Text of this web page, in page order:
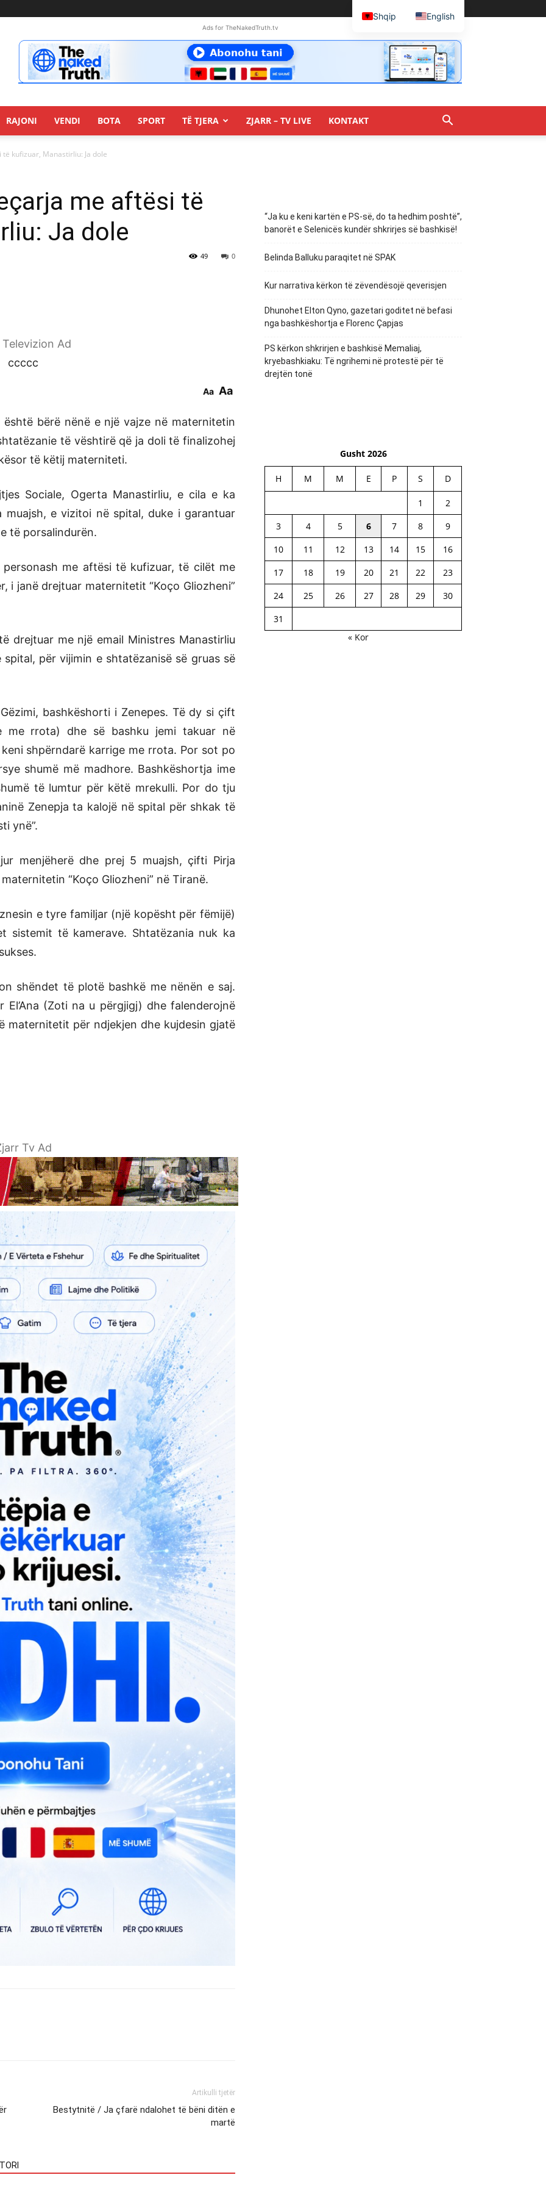
Ads for TheNakedTruth.tv
RAJONI VENDI BOTA SPORT TË TJERA ZJARR – TV LIVE KONTAKT
kufizuar, Manastirliu: Ja dole
me aftësi të
Ja dole
0
49
Ad
ccccc
Aa Aa
bërë nënë e një vajze në maternitetin
të vështirë që ja doli të finalizohej
të këtij materniteti.
Sociale, Ogerta Manastirliu, e cila e ka
muajsh, e vizitoi në spital, duke i garantuar
të porsalindurën.
me aftësi të kufizuar, të cilët me
i janë drejtuar maternitetit “Koço Gliozheni”
drejtuar me një email Ministres Manastirliu
për vijimin e shtatëzanisë së gruas së
bashkëshorti i Zenepes. Të dy si çift
me rrota) dhe së bashku jemi takuar në
shpërndarë karrige me rrota. Por sot po
shumë më madhore. Bashkëshortja ime
të lumtur për këtë mrekulli. Por do tju
Zenepja ta kalojë në spital për shkak të
ynë”.
menjëherë dhe prej 5 muajsh, çifti Pirja
“Koço Gliozheni” në Tiranë.
e tyre familjar (një kopësht për fëmijë)
sistemit të kamerave. Shtatëzania nuk ka
shëndet të plotë bashkë me nënën e saj.
(Zoti na u përgjigj) dhe falenderojnë
maternitetit për ndjekjen dhe kujdesin gjatë
Tv Ad
Artikulli tjetër
Bestytnitë / Ja çfarë ndalohet të bëni ditën e
martë
“Ja ku e keni kartën e PS-së, do ta hedhim poshtë”,
banorët e Selenicës kundër shkrirjes së bashkisë!
Belinda Balluku paraqitet në SPAK
Kur narrativa kërkon të zëvendësojë qeverisjen
Dhunohet Elton Qyno, gazetari goditet në befasi
nga bashkëshortja e Florenc Çapjas
PS kërkon shkrirjen e bashkisë Memaliaj,
kryebashkiaku: Të ngrihemi në protestë për të
drejtën tonë
Gusht 2026
H M M E P S D
1
2
3
4 5 6 7 8
9
10
11 12 13 14 15
16
17
18 19 20 21 22
23
24
25 26 27 28 29
30
31
« Kor
Shqip English